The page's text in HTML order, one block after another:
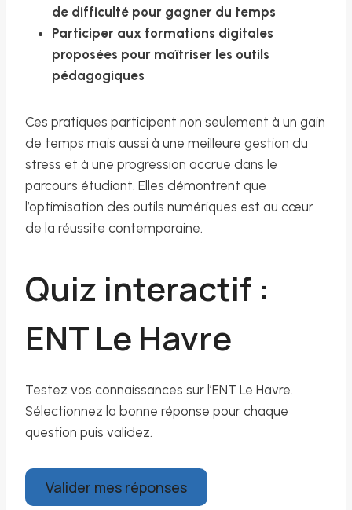
de difficulté pour gagner du temps
Participer aux formations digitales
proposées pour maîtriser les outils
pédagogiques
Ces pratiques participent non seulement à un gain
de temps mais aussi à une meilleure gestion du
stress et à une progression accrue dans le
parcours étudiant. Elles démontrent que
l’optimisation des outils numériques est au cœur
de la réussite contemporaine.
Quiz interactif :
ENT Le Havre
Testez vos connaissances sur l’ENT Le Havre.
Sélectionnez la bonne réponse pour chaque
question puis validez.
Valider mes réponses